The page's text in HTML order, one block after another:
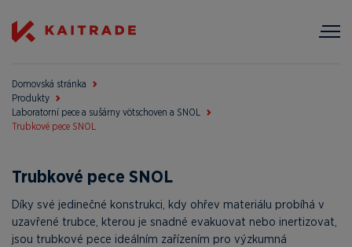
Domovská stránka
Produkty
Laboratorní pece a sušárny vötschoven a SNOL
Trubkové pece SNOL
Trubkové pece SNOL
Díky své jedinečné konstrukci, kdy ohřev materiálu probíhá v
uzavřené trubce, kterou je snadné evakuovat nebo inertizovat,
jsou trubkové pece ideálním zařízením pro výzkumná